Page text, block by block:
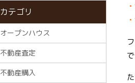
カテゴリ
オープンハウス
不動産査定
不動産購入